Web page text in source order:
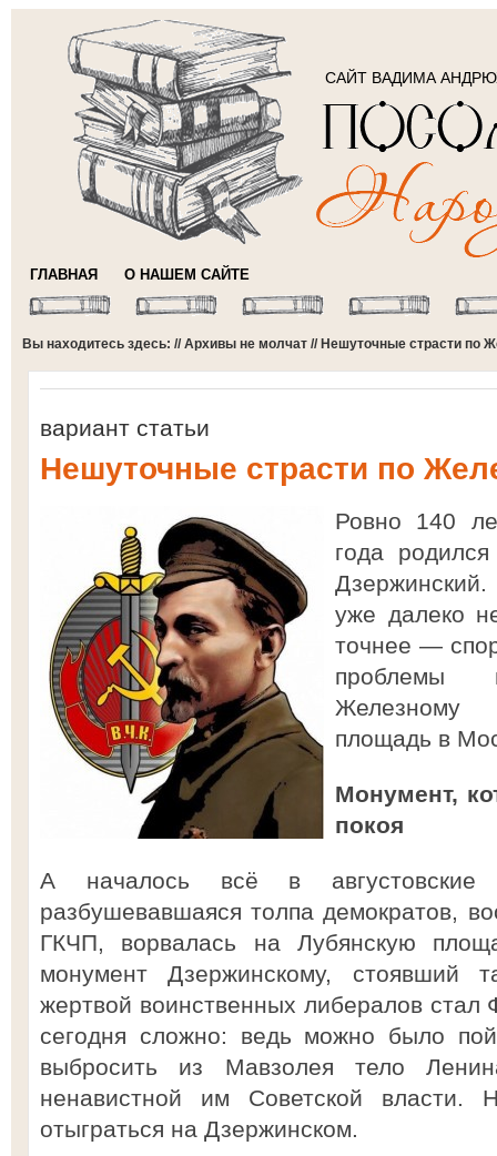
САЙТ ВАДИМА
ГЛАВНАЯ О НАШЕМ САЙТЕ
Вы находитесь здесь: //Архивы не молчат // Нешуточные страсти по
вариант статьи
Нешуточные страсти по
Ровно 140
года
уже далеко
точнее —
проблемы
площадь в
Монумент,
покоя
А началось всё в
разбушевавшаяся толпа демократов,
ГКЧП, ворвалась на Лубянскую
монумент Дзержинскому,
жертвой воинственных либералов стал
сегодня сложно: ведь можно было
выбросить из Мавзолея тело
ненавистной им Советской
отыграться на Дзержинском.